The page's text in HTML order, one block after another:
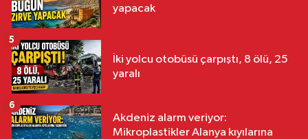
yapacak
İki yolcu otobüsü çarpıştı, 8 ölü, 25
yaralı
5
Akdeniz alarm veriyor:
Mikroplastikler Alanya kıyılarına
6